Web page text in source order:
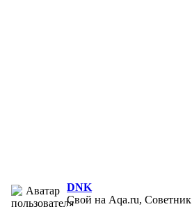
DNK
Свой на Aqa.ru, Советник